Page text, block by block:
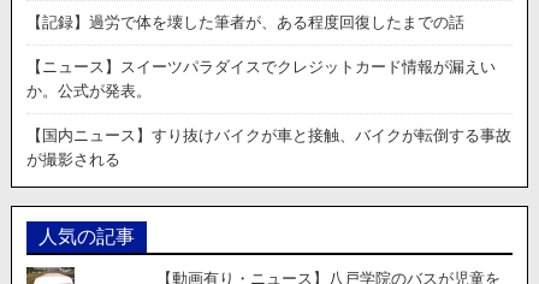
【記録】過労で体を壊した筆者が、ある程度回復したまでの話
【ニュース】スイーツパラダイスでクレジットカード情報が漏えい
か。公式が発表。
【国内ニュース】すり抜けバイクが車と接触、バイクが転倒する事故
が撮影される
人気の記事
【動画有り・ニュース】八戸学院のバスが児童を